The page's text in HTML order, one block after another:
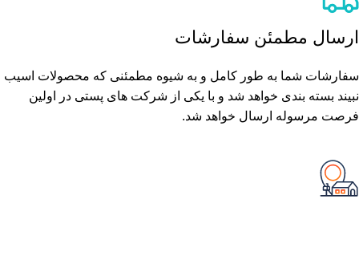
ارسال مطمئن سفارشات
سفارشات شما به طور کامل و به شیوه مطمئنی که محصولات اسیب
نبیند بسته بندی خواهد شد و با یکی از شرکت های پستی در اولین
فرصت مرسوله ارسال خواهد شد.